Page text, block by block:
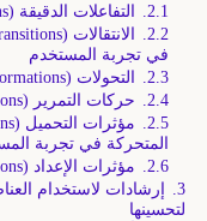
2.1.
التفاعلات الدقيقة (Microinteractions)
2.2.
في تجربة المستخدم
2.3.
التحولات (Transformations)
2.4.
حركات التمرير (Scroll animations)
2.5.
المتحركة في تجربة
2.6.
مؤثرات الإعداد (Onboarding animations)
3.
إرشادات لاستخدام
لتحسينها